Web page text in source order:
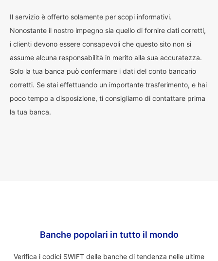
Il servizio è offerto solamente per scopi informativi.
Nonostante il nostro impegno sia quello di fornire dati corretti,
i clienti devono essere consapevoli che questo sito non si
assume alcuna responsabilità in merito alla sua accuratezza.
Solo la tua banca può confermare i dati del conto bancario
corretti. Se stai effettuando un importante trasferimento, e hai
poco tempo a disposizione, ti consigliamo di contattare prima
la tua banca.
Banche popolari in tutto il mondo
Verifica i codici SWIFT delle banche di tendenza nelle ultime